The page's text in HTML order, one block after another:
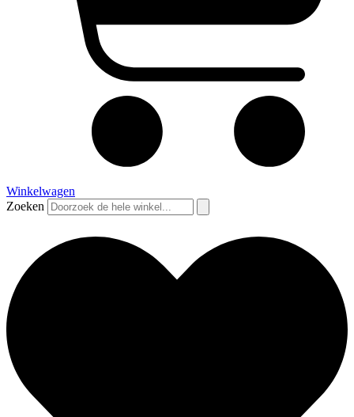
Winkelwagen
Zoeken